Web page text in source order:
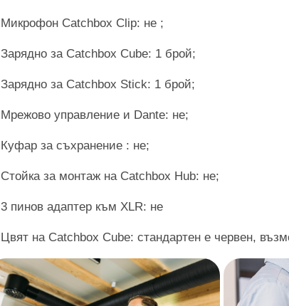
Микрофон Catchbox Clip: не ;
Зарядно за Catchbox Cube: 1 брой;
Зарядно за Catchbox Stick: 1 брой;
Мрежово управление и Dante: не;
Куфар за съхранение : не;
Стойка за монтаж на Catchbox Hub: не;
3 пинов адаптер към XLR: не
Цвят на Catchbox Cube: стандартен е червен,